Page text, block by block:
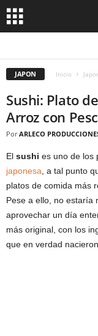
JAPON Inicio
Sushi: Plato
Arroz con
Por ARLECO
El sushi es uno de los
japonesa , a tal punto
platos de comida más
Pese a ello, no estaría
aprovechar un día
más original, con los
que en verdad